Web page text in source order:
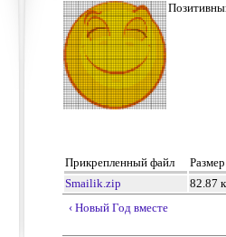
Прикрепленный файл
Размер
Smailik.zip
82.87
‹ Новый Год вместе